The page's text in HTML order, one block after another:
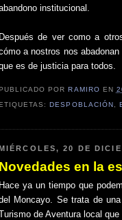
institucional.
Después de ver como a
a nostros nos
es de justicia para todos.
PUBLICADO POR RAMIRO EN
ETIQUETAS: DESPOBLACIÓN ,
20 DE
Novedades en la
Hace ya un tiempo que
Moncayo. Se trata de
de Aventura local